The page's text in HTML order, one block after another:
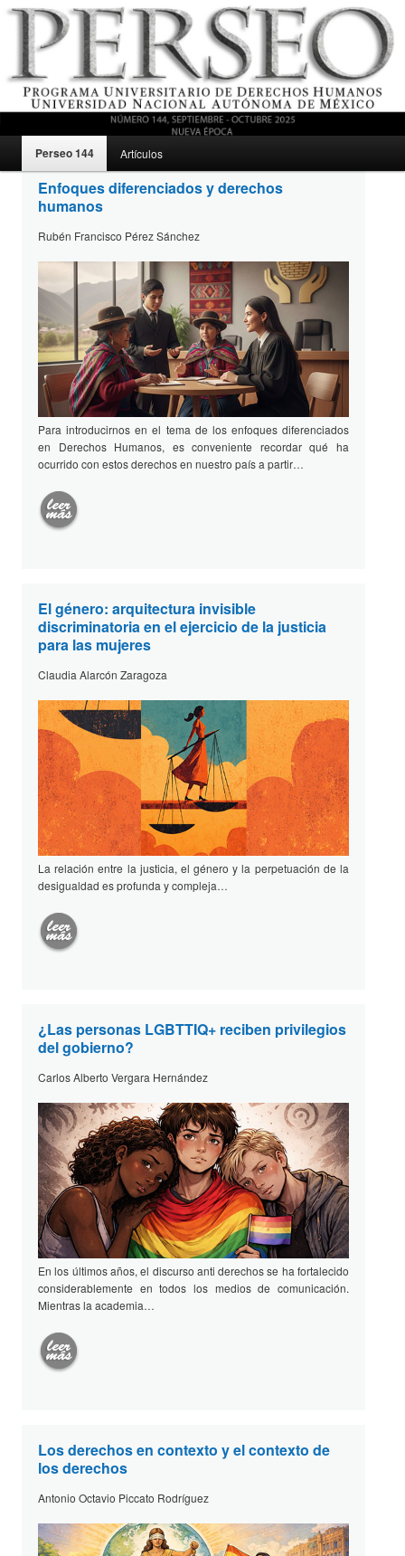
Perseo – PUDH UNAM
Menú principal
Ir al contenido secundario
Perseo 144 Artículos
Perseo 144
Enfoques diferenciados y derechos
humanos
Rubén Francisco Pérez Sánchez
Para introducirnos en el tema de los enfoques diferenciados
en Derechos Humanos, es conveniente recordar qué ha
ocurrido con estos derechos en nuestro país a partir…
El género: arquitectura invisible
discriminatoria en el ejercicio de la justicia
para las mujeres
Claudia Alarcón Zaragoza
La relación entre la justicia, el género y la perpetuación de la
desigualdad es profunda y compleja…
¿Las personas LGBTTIQ+ reciben privilegios
del gobierno?
Carlos Alberto Vergara Hernández
En los últimos años, el discurso anti derechos se ha fortalecido
considerablemente en todos los medios de comunicación.
Mientras la academia…
Los derechos en contexto y el contexto de
los derechos
Antonio Octavio Piccato Rodríguez